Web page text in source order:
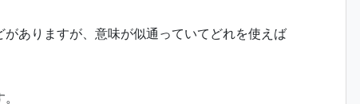
ありますが、意味が似通っていてどれを使えば